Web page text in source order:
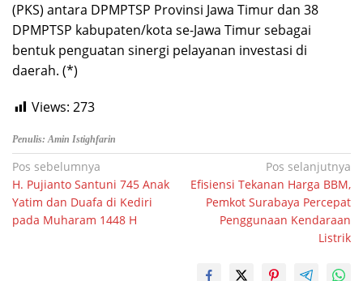
(PKS) antara DPMPTSP Provinsi Jawa Timur dan 38
DPMPTSP kabupaten/kota se-Jawa Timur sebagai
bentuk penguatan sinergi pelayanan investasi di
daerah. (*)
Views: 273
Penulis: Amin Istighfarin
Navigasi
pos
Pos sebelumnya
H. Pujianto Santuni 745 Anak
Yatim dan Duafa di Kediri
pada Muharam 1448 H
Pos selanjutnya
Efisiensi Tekanan Harga BBM,
Pemkot Surabaya Percepat
Penggunaan Kendaraan
Listrik